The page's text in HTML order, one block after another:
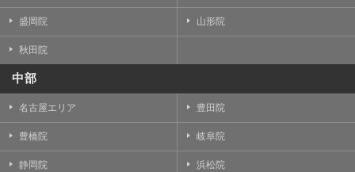
盛岡院 山形院
秋田院
中部
名古屋エリア 豊田院
豊橋院 岐阜院
静岡院 浜松院